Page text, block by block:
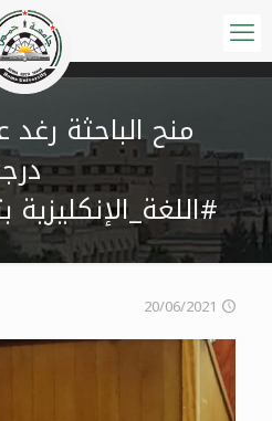
منح الباحثة رغد
20/06/2021